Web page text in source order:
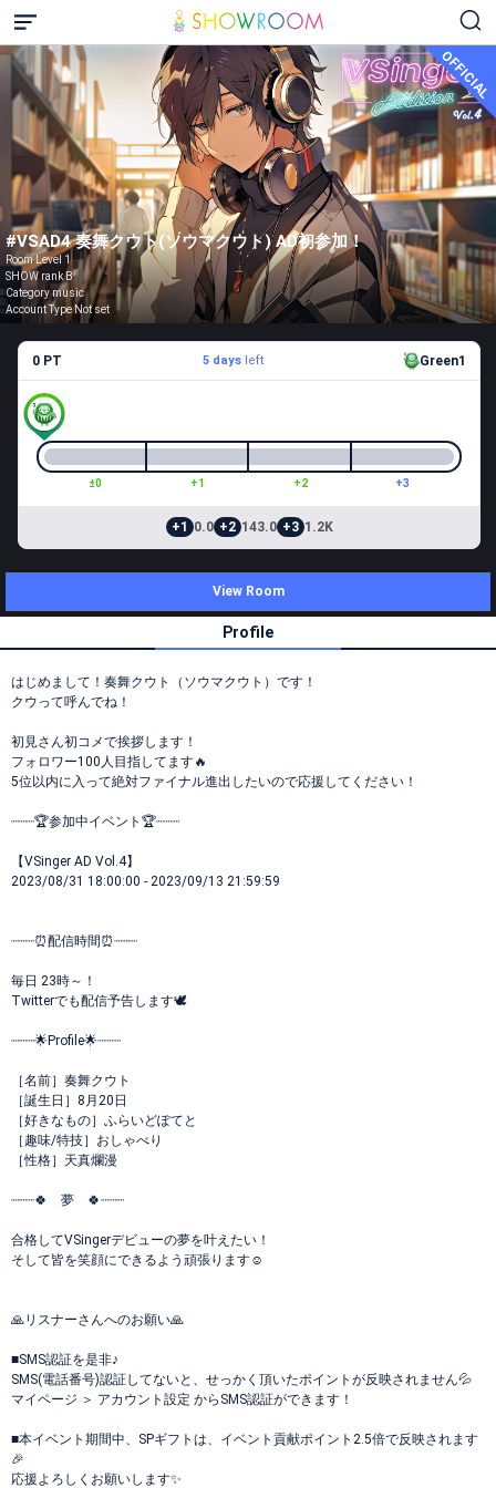
OFFICIAL
#VSAD4 奏舞クウト(ソウマクウト) AD初参加！
Room Level 1
SHOW rank B
Category music
Account Type Not set
0 PT 5 daysleft Green1
±0 +1 +2 +3
+1 0.0 +2 143.0 +3 1.2K
View Room
Profile
はじめまして！奏舞クウト（ソウマクウト）です！
クウって呼んでね！
初見さん初コメで挨拶します！
フォロワー100人目指してます🔥
5位以内に入って絶対ファイナル進出したいので応援してください！
┈┈┈🏆参加中イベント🏆┈┈┈
【VSinger AD Vol.4】
2023/08/31 18:00:00 - 2023/09/13 21:59:59
┈┈┈⏰配信時間⏰┈┈┈
毎日 23時～！
Twitterでも配信予告します🕊
┈┈┈🌟Profile🌟┈┈┈
［名前］奏舞クウト
［誕生日］8月20日
［好きなもの］ふらいどぽてと
［趣味/特技］おしゃべり
［性格］天真爛漫
┈┈┈🍀 夢 🍀┈┈┈
合格してVSingerデビューの夢を叶えたい！
そして皆を笑顔にできるよう頑張ります☺
🙏リスナーさんへのお願い🙏
■SMS認証を是非♪
SMS(電話番号)認証してないと、せっかく頂いたポイントが反映されません💦
マイページ ＞ アカウント設定 からSMS認証ができます！
■本イベント期間中、SPギフトは、イベント貢献ポイント2.5倍で反映されます
🎉
応援よろしくお願いします✨